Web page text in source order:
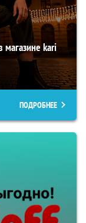
магазине kari
ПОДРОБНЕЕ